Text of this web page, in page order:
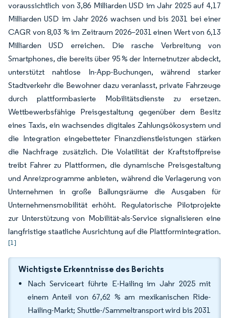
voraussichtlich von 3,86 Milliarden USD im Jahr 2025 auf 4,17
Milliarden USD im Jahr 2026 wachsen und bis 2031 bei einer
CAGR von 8,03 % im Zeitraum 2026–2031 einen Wert von 6,13
Milliarden USD erreichen. Die rasche Verbreitung von
Smartphones, die bereits über 95 % der Internetnutzer abdeckt,
unterstützt nahtlose In-App-Buchungen, während starker
Stadtverkehr die Bewohner dazu veranlasst, private Fahrzeuge
durch plattformbasierte Mobilitätsdienste zu ersetzen.
Wettbewerbsfähige Preisgestaltung gegenüber dem Besitz
eines Taxis, ein wachsendes digitales Zahlungsökosystem und
die Integration eingebetteter Finanzdienstleistungen stärken
die Nachfrage zusätzlich. Die Volatilität der Kraftstoffpreise
treibt Fahrer zu Plattformen, die dynamische Preisgestaltung
und Anreizprogramme anbieten, während die Verlagerung von
Unternehmen in große Ballungsräume die Ausgaben für
Unternehmensmobilität erhöht. Regulatorische Pilotprojekte
zur Unterstützung von Mobilität-als-Service signalisieren eine
langfristige staatliche Ausrichtung auf die Plattformintegration.
[1]
Wichtigste Erkenntnisse des Berichts
Nach Serviceart führte E-Hailing im Jahr 2025 mit
einem Anteil von 67,62 % am mexikanischen Ride-
Hailing-Markt; Shuttle-/Sammeltransport wird bis 2031